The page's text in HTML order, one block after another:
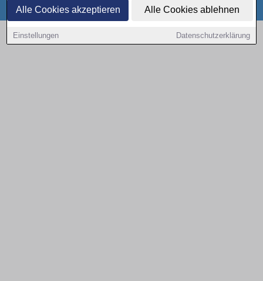
Alle Cookies akzeptieren Alle Cookies ablehnen
Einstellungen Datenschutzerklärung
Datenschutz Cookies
Copyright © 2000 - 2026 | 1A Infosysteme GmbH | Content by: 1a-sites-autos